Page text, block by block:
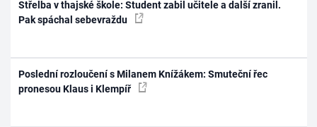
Střelba v thajské škole: Student zabil učitele a další zranil.
Pak spáchal sebevraždu
Poslední rozloučení s Milanem Knížákem: Smuteční řec
pronesou Klaus i Klempíř